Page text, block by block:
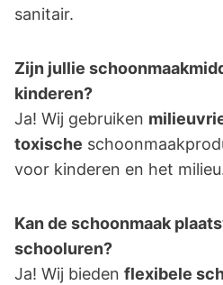
sanitair.
Zijn jullie
kinderen?
Ja! Wij gebruiken
toxische
voor kinderen en het
Kan de schoonmaak
schooluren?
Ja! Wij bieden flexibele